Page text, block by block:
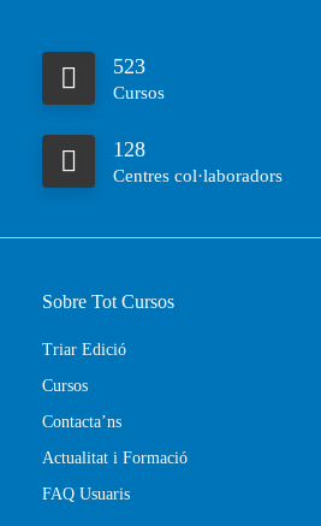
523
Cursos
128
Centres col·laboradors
Sobre Tot Cursos
Triar Edició
Cursos
Contacta’ns
Actualitat i Formació
FAQ Usuaris